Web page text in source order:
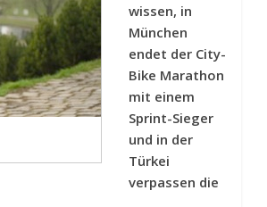
wissen, in
München
endet der City-
Bike Marathon
mit einem
Sprint-Sieger
und in der
Türkei
verpassen die